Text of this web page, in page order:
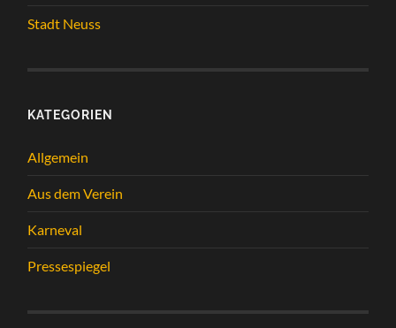
Stadt Neuss
KATEGORIEN
Allgemein
Aus dem Verein
Karneval
Pressespiegel